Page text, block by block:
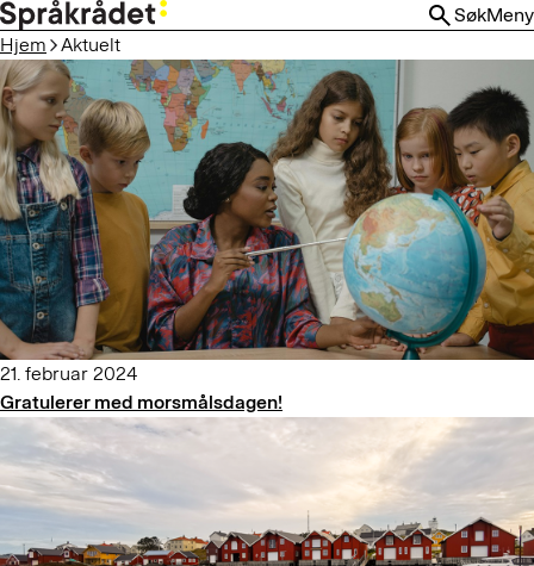
HOPP
TIL
HOVEDINNHOLD
SøkMeny
Hjem
Aktuelt
21. februar 2024
Gratulerer med morsmålsdagen!